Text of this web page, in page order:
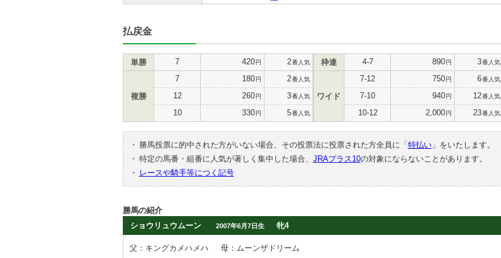
払戻金
単勝 7 420円 2番人気
複勝
7 180円 2番人気
12 260円 3番人気
10 330円 5番人気
枠連 4-7 890円 3番人気
ワイド
7-12 750円 6番人気
7-10 940円 12番人気
10-12 2,000円 23番人気
・ 勝馬投票に的中された方がいない場合、その投票法に投票された方全員に「 特払い」をいたします。
・ 特定の馬番・組番に人気が著しく集中した場合、 JRAプラス10の対象にならないことがあります。
・
レースや騎手等につく記号
勝馬の紹介
ショウリュウムーン
2007年6月7日生 牝4
父：キングカメハメハ
母：ムーンザドリーム